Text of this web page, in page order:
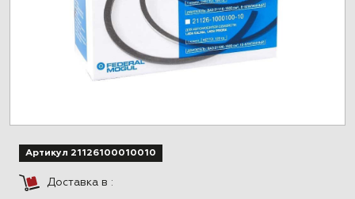
Артикул 21126100010010
Доставка в :